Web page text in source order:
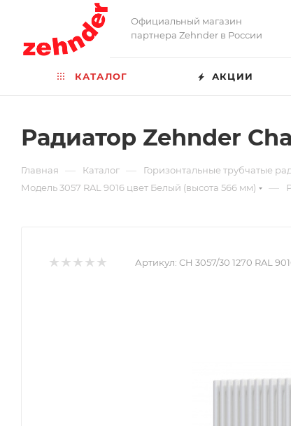
Официальный магазин
партнера Zehnder в России
КАТАЛОГ АКЦИИ
Радиатор Zehnder
Главная — Каталог — Горизонтальные трубчатые
Модель 3057 RAL 9016 цвет Белый (высота 566 мм) —
Артикул: CH 3057/30 1270 RAL